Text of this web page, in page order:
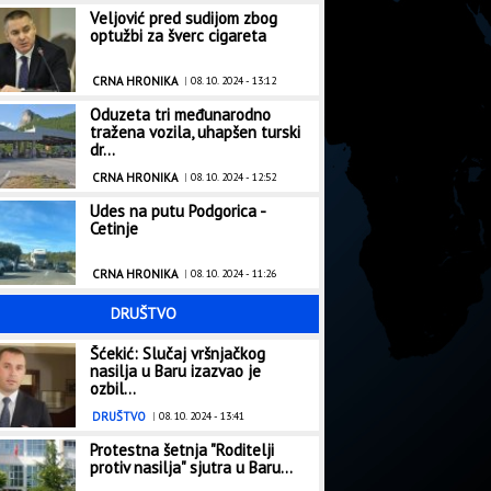
Naučnici potvrdili: Ovo
doba dana za trening
Veljović pred sudijom zbog
optužbi za šverc cigareta
CRNA HRONIKA| 08. 10. 2024 - 13:12
Oduzeta tri međunarodno
tražena vozila, uhapšen turski
dr...
CRNA HRONIKA| 08. 10. 2024 - 12:52
Udes na putu Podgorica -
Cetinje
CRNA HRONIKA| 08. 10. 2024 - 11:26
DRUŠTVO
Šćekić: Slučaj vršnjačkog
nasilja u Baru izazvao je
ozbil...
DRUŠTVO | 08. 10. 2024 - 13:41
Protestna šetnja "Roditelji
protiv nasilja" sjutra u Baru...